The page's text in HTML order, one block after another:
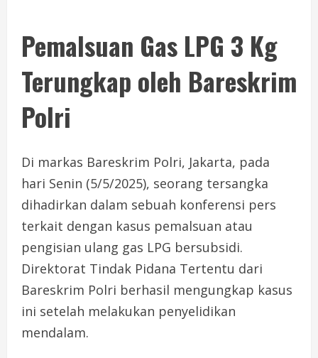
Pemalsuan Gas LPG 3 Kg
Terungkap oleh Bareskrim
Polri
Di markas Bareskrim Polri, Jakarta, pada
hari Senin (5/5/2025), seorang tersangka
dihadirkan dalam sebuah konferensi pers
terkait dengan kasus pemalsuan atau
pengisian ulang gas LPG bersubsidi.
Direktorat Tindak Pidana Tertentu dari
Bareskrim Polri berhasil mengungkap kasus
ini setelah melakukan penyelidikan
mendalam.